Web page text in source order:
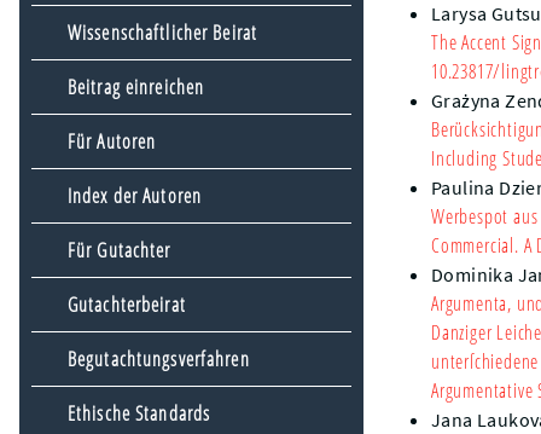
Wissenschaftlicher Beirat
Beitrag einreichen
Für Autoren
Index der Autoren
Für Gutachter
Gutachterbeirat
Begutachtungsverfahren
Ethische Standards
Larysa
The Accent
10.23817/
Grażyna
Including
Paulina
Werbespot
Commercial. A
Dominika
Argumenta,
Danziger
Argumentative
Jana